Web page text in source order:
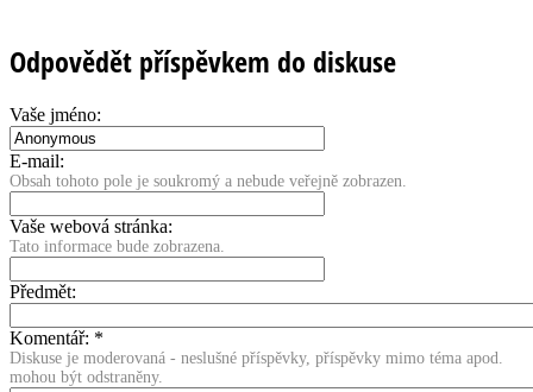
Odpovědět příspěvkem do diskuse
Vaše jméno:
E-mail:
Obsah tohoto pole je soukromý a nebude veřejně zobrazen.
Vaše webová stránka:
Tato informace bude zobrazena.
Předmět:
Komentář: *
Diskuse je moderovaná - neslušné příspěvky, příspěvky mimo téma apod.
mohou být odstraněny.